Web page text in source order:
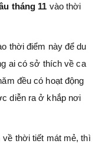
tháng 11 vào thời
thời điểm này để du
ai có sở thích về ca
đều có hoạt động
diễn ra ở khắp nơi
về thời tiết mát mẻ, thì